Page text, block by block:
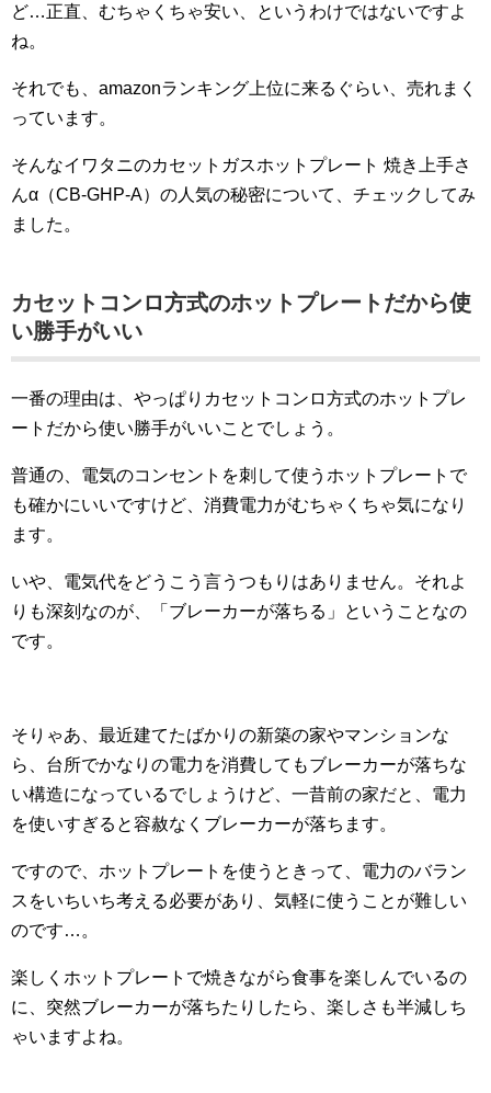
ど…正直、むちゃくちゃ安い、というわけではないですよ
ね。
それでも、amazonランキング上位に来るぐらい、売れまく
っています。
そんなイワタニのカセットガスホットプレート 焼き上手さ
んα（CB-GHP-A）の人気の秘密について、チェックしてみ
ました。
カセットコンロ方式のホットプレートだから使
い勝手がいい
一番の理由は、やっぱりカセットコンロ方式のホットプレ
ートだから使い勝手がいいことでしょう。
普通の、電気のコンセントを刺して使うホットプレートで
も確かにいいですけど、消費電力がむちゃくちゃ気になり
ます。
いや、電気代をどうこう言うつもりはありません。それよ
りも深刻なのが、「ブレーカーが落ちる」ということなの
です。
そりゃあ、最近建てたばかりの新築の家やマンションな
ら、台所でかなりの電力を消費してもブレーカーが落ちな
い構造になっているでしょうけど、一昔前の家だと、電力
を使いすぎると容赦なくブレーカーが落ちます。
ですので、ホットプレートを使うときって、電力のバラン
スをいちいち考える必要があり、気軽に使うことが難しい
のです…。
楽しくホットプレートで焼きながら食事を楽しんでいるの
に、突然ブレーカーが落ちたりしたら、楽しさも半減しち
ゃいますよね。